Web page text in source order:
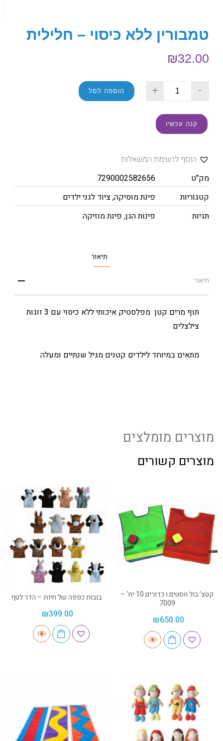
טמבורין ללא כיסוי – חלילית
₪32.00
-
+ הוספה לסל
קנה עכשיו
הוסף לרשימת המשאלות
מק"ט
7290002582656
קטגוריות
פינת מוסיקה,ציוד לגני ילדים
תגיות
פינות הגן, פינת מוזיקה
תיאור
תיאור
תוף מרים קטן מפלסטיק איכותי ללא כיסוי עם 3 זוגות
צילצלים
מתאים במיוחד לילדים קטנים מגיל שנתיים ומעלה
מוצרים מומלצים
מוצרים קשורים
קטצ' בול ווסטים ו כדורים 10 יח' –
7009
₪650.00
בובות כפפה של חיות – הדר לטף
₪399.00